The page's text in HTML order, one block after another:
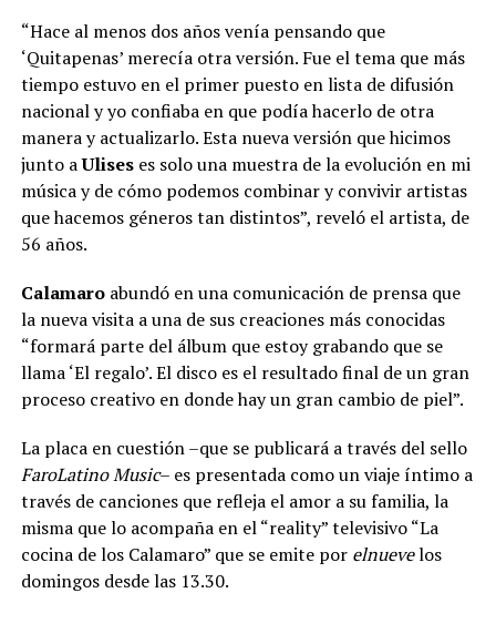
“Hace al menos dos años venía pensando que
‘Quitapenas’ merecía otra versión. Fue el tema que más
tiempo estuvo en el primer puesto en lista de difusión
nacional y yo confiaba en que podía hacerlo de otra
manera y actualizarlo. Esta nueva versión que hicimos
junto aUlises es solo una muestra de la evolución en mi
música y de cómo podemos combinar y convivir artistas
que hacemos géneros tan distintos”, reveló el artista, de
56 años.
Calamaro abundó en una comunicación de prensa que
la nueva visita a una de sus creaciones más conocidas
“formará parte del álbum que estoy grabando que se
llama ‘El regalo’. El disco es el resultado final de un gran
proceso creativo en donde hay un gran cambio de piel”.
La placa en cuestión –que se publicará a través del sello
FaroLatino Music– es presentada como un viaje íntimo a
través de canciones que refleja el amor a su familia, la
misma que lo acompaña en el “reality” televisivo “La
cocina de los Calamaro” que se emite por elnuevelos
domingos desde las 13.30.